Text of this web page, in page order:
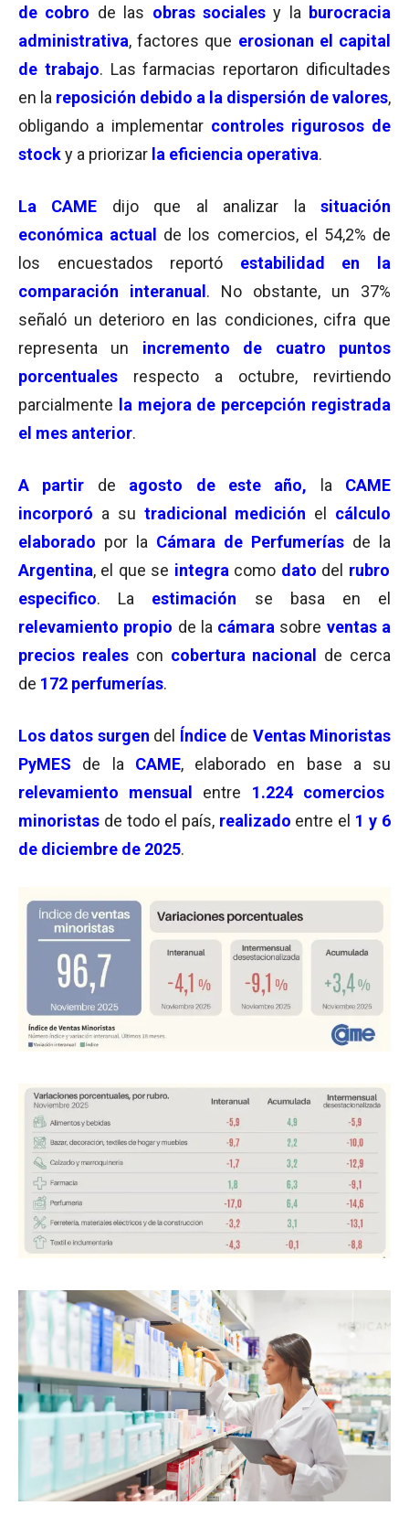
de cobro de las obras socialesy la burocracia
administrativa, factores que erosionan el capital
de trabajo. Las farmacias reportaron dificultades
en la reposición debido a la dispersión de valores,
obligando a implementar controles rigurosos de
stocky a priorizar la eficiencia operativa.
La CAME dijo que al analizar la situación
económica actual
de los comercios, el 54,2% de
los encuestados reportó estabilidad en la
comparación interanual . No obstante, un 37%
señaló un deterioro en las condiciones, cifra que
representa un incremento de cuatro puntos
porcentuales
respecto a octubre, revirtiendo
parcialmente la mejora de percepción registrada
el mes anterior.
A partir de agosto de este año, la CAME
incorporó a su tradicional medición el cálculo
elaborado por la Cámara de Perfumerías de la
Argentina, el que se integra como dato del rubro
especifico. La estimación
se basa en el
relevamiento propio de la cámara sobre ventas a
precios realescon cobertura nacional
de cerca
de 172 perfumerías.
Los datos surgen del Índice de Ventas Minoristas
PyMES de la CAME, elaborado en base a su
relevamiento mensual
entre 1.224 comercios
minoristas de todo el país, realizado entre el 1 y 6
de diciembre de 2025.